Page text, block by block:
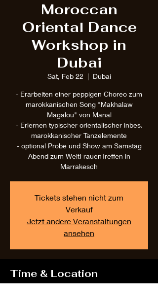
Moroccan
Oriental Dance
Workshop in
Dubai
Sat, Feb 22
  |
Dubai
- Erarbeiten einer peppigen Choreo zum
marokkanischen Song "Makhalaw
Magalou" von Manal
- Erlernen typischer orientalischer inbes.
marokkanischer Tanzelemente
- optional Probe und Show am Samstag
Abend zum WeltFrauenTreffen in
Marrakesch
Tickets stehen nicht zum
Verkauf
Jetzt andere Veranstaltungen
ansehen
Time & Location